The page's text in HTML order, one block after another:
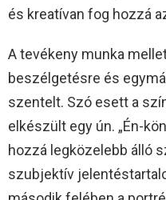
és kreatívan fog hozzá
A tevékeny munka
beszélgetésre és
szentelt. Szó esett a
elkészült egy ún. „Én-
hozzá legközelebb álló
szubjektív